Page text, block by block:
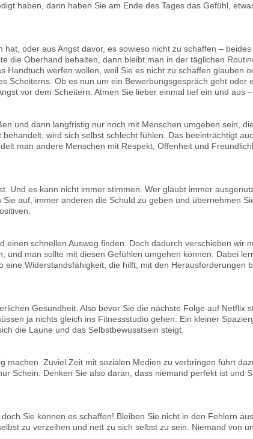
haben, dann haben Sie am Ende des Tages das Gefühl,
oder aus Angst davor, es sowieso nicht zu schaffen –
die Oberhand behalten, dann bleibt man in der täglichen
Handtuch werfen wollen, weil Sie es nicht zu schaffen glauben
Scheiterns. Ob es nun um ein Bewerbungsgespräch geht oder
vor dem Scheitern. Atmen Sie lieber einmal tief ein und aus –
und dann langfristig nur noch mit Menschen umgeben sein,
wird sich selbst schlecht fühlen. Das beeinträchtigt
man andere Menschen mit Respekt, Offenheit und
Und es kann nicht immer stimmen. Wer glaubt immer
auf, immer anderen die Schuld zu geben und übernehmen
schnellen Ausweg finden. Doch dadurch verschieben wir
und man sollte mit diesen Gefühlen umgehen können. Dabei
Widerstandsfähigkeit, die hilft, mit den Herausforderungen
Gesundheit. Also bevor Sie die nächste Folge auf Netflix
ja nichts gleich ins Fitnessstudio gehen. Ein kleiner
die Laune und das Selbstbewusstsein steigt.
machen. Zuviel Zeit mit sozialen Medien zu verbringen führt
Schein. Denken Sie also daran, dass niemand perfekt ist und
Sie können es schaffen! Bleiben Sie nicht in den Fehlern
zu verzeihen und nett zu sich selbst zu sein. Niemand von